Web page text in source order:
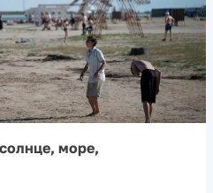
море,